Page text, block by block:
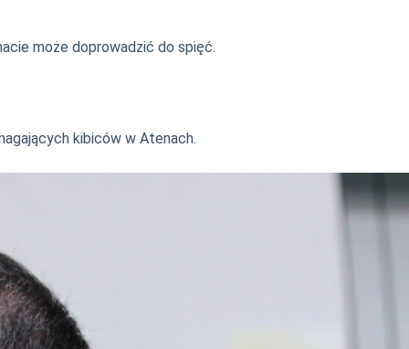
może doprowadzić do spięć.
kibiców w Atenach.